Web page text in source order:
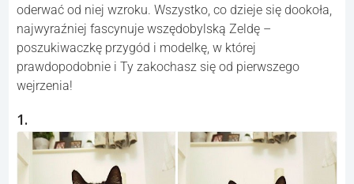
oderwać od niej wzroku. Wszystko, co dzieje się dookoła,
najwyraźniej fascynuje wszędobylską Zeldę –
poszukiwaczkę przygód i modelkę, w której
prawdopodobnie i Ty zakochasz się od pierwszego
wejrzenia!
1.